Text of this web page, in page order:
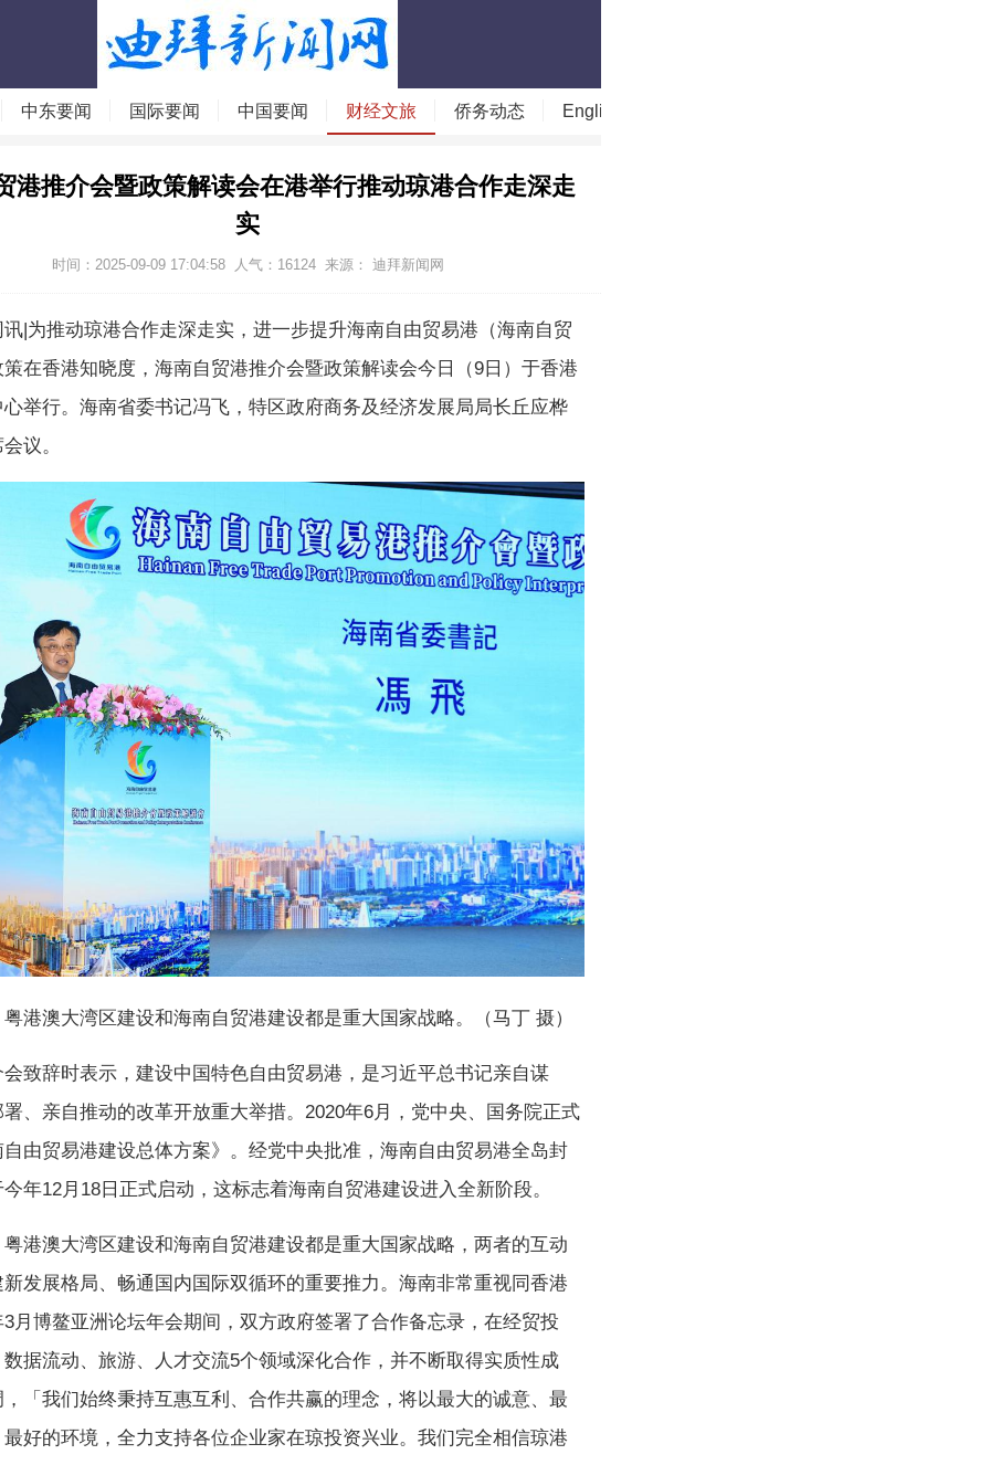
中东要闻 国际要闻 中国要闻 财经文旅 侨务动态 English
港推介会暨政策解读会在港举行推动琼港合作走深走
实
时间：2025-09-09 17:04:58 人气： 16124 来源： 迪拜新闻网
|为推动琼港合作走深走实，进一步提升海南自由贸易港（海南自贸
在香港知晓度，海南自贸港推介会暨政策解读会今日（9日）于香港
举行。海南省委书记冯飞，特区政府商务及经济发展局局长丘应桦
议。
港澳大湾区建设和海南自贸港建设都是重大国家战略。（马丁 摄）
致辞时表示，建设中国特色自由贸易港，是习近平总书记亲自谋
、亲自推动的改革开放重大举措。2020年6月，党中央、国务院正式
由贸易港建设总体方案》。经党中央批准，海南自由贸易港全岛封
年12月18日正式启动，这标志着海南自贸港建设进入全新阶段。
港澳大湾区建设和海南自贸港建设都是重大国家战略，两者的互动
发展格局、畅通国内国际双循环的重要推力。海南非常重视同香港
月博鳌亚洲论坛年会期间，双方政府签署了合作备忘录，在经贸投
据流动、旅游、人才交流5个领域深化合作，并不断取得实质性成
「我们始终秉持互惠互利、合作共赢的理念，将以最大的诚意、最
好的环境，全力支持各位企业家在琼投资兴业。我们完全相信琼港